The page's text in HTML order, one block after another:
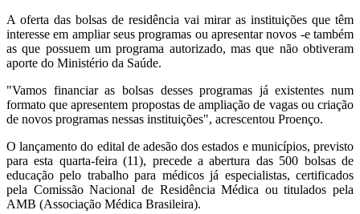
A oferta das bolsas de residência vai mirar as instituições que têm
interesse em ampliar seus programas ou apresentar novos -e também
as que possuem um programa autorizado, mas que não obtiveram
aporte do Ministério da Saúde.
"Vamos financiar as bolsas desses programas já existentes num
formato que apresentem propostas de ampliação de vagas ou criação
de novos programas nessas instituições", acrescentou Proenço.
O lançamento do edital de adesão dos estados e municípios, previsto
para esta quarta-feira (11), precede a abertura das 500 bolsas de
educação pelo trabalho para médicos já especialistas, certificados
pela Comissão Nacional de Residência Médica ou titulados pela
AMB (Associação Médica Brasileira).